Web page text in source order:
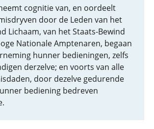
cognitie van, en oordeelt
door de Leden van het
Lichaam, van het Staats-Bewind
Nationale Amptenaren, begaan
hunner bedieningen, zelfs
derzelve; en voorts van alle
door dezelve gedurende
bediening bedreven